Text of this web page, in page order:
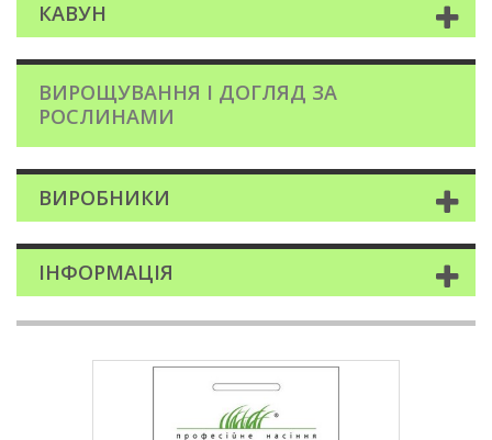
КАВУН
ВИРОЩУВАННЯ І ДОГЛЯД ЗА
РОСЛИНАМИ
ВИРОБНИКИ
ІНФОРМАЦІЯ